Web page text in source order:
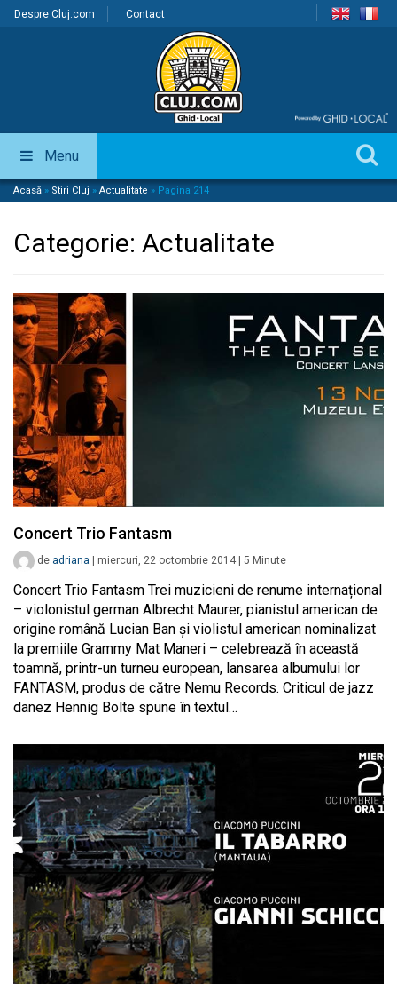
Despre Cluj.com Contact
Menu
Acasă » Stiri Cluj » Actualitate » Pagina 214
Categorie: Actualitate
Concert Trio Fantasm
de adriana | miercuri, 22 octombrie 2014 | 5 Minute
Concert Trio Fantasm Trei muzicieni de renume internațional
– violonistul german Albrecht Maurer, pianistul american de
origine română Lucian Ban și violistul american nominalizat
la premiile Grammy Mat Maneri – celebrează în această
toamnă, printr-un turneu european, lansarea albumului lor
FANTASM, produs de către Nemu Records. Criticul de jazz
danez Hennig Bolte spune în textul…